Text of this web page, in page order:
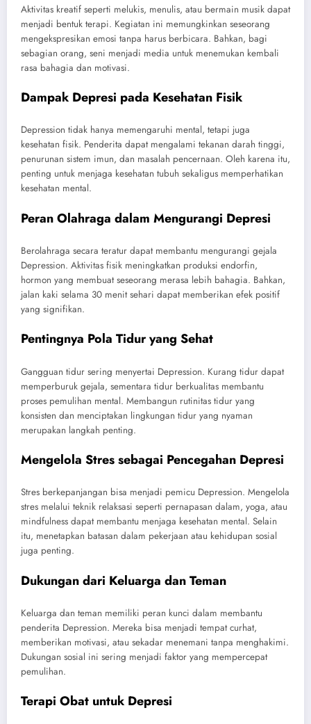
Aktivitas kreatif seperti melukis, menulis, atau bermain musik dapat
menjadi bentuk terapi. Kegiatan ini memungkinkan seseorang
mengekspresikan emosi tanpa harus berbicara. Bahkan, bagi
sebagian orang, seni menjadi media untuk menemukan kembali
rasa bahagia dan motivasi.
Dampak Depresi pada Kesehatan Fisik
Depression tidak hanya memengaruhi mental, tetapi juga
kesehatan fisik. Penderita dapat mengalami tekanan darah tinggi,
penurunan sistem imun, dan masalah pencernaan. Oleh karena itu,
penting untuk menjaga kesehatan tubuh sekaligus memperhatikan
kesehatan mental.
Peran Olahraga dalam Mengurangi Depresi
Berolahraga secara teratur dapat membantu mengurangi gejala
Depression. Aktivitas fisik meningkatkan produksi endorfin,
hormon yang membuat seseorang merasa lebih bahagia. Bahkan,
jalan kaki selama 30 menit sehari dapat memberikan efek positif
yang signifikan.
Pentingnya Pola Tidur yang Sehat
Gangguan tidur sering menyertai Depression. Kurang tidur dapat
memperburuk gejala, sementara tidur berkualitas membantu
proses pemulihan mental. Membangun rutinitas tidur yang
konsisten dan menciptakan lingkungan tidur yang nyaman
merupakan langkah penting.
Mengelola Stres sebagai Pencegahan Depresi
Stres berkepanjangan bisa menjadi pemicu Depression. Mengelola
stres melalui teknik relaksasi seperti pernapasan dalam, yoga, atau
mindfulness dapat membantu menjaga kesehatan mental. Selain
itu, menetapkan batasan dalam pekerjaan atau kehidupan sosial
juga penting.
Dukungan dari Keluarga dan Teman
Keluarga dan teman memiliki peran kunci dalam membantu
penderita Depression. Mereka bisa menjadi tempat curhat,
memberikan motivasi, atau sekadar menemani tanpa menghakimi.
Dukungan sosial ini sering menjadi faktor yang mempercepat
pemulihan.
Terapi Obat untuk Depresi